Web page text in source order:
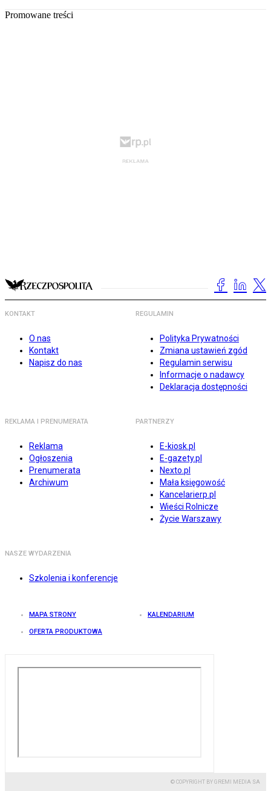
Promowane treści
KONTAKT
O nas
Kontakt
Napisz do nas
REGULAMIN
Polityka Prywatności
Zmiana ustawień zgód
Regulamin serwisu
Informacje o nadawcy
Deklaracja dostępności
REKLAMA I PRENUMERATA
Reklama
Ogłoszenia
Prenumerata
Archiwum
PARTNERZY
E-kiosk.pl
E-gazety.pl
Nexto.pl
Mała księgowość
Kancelarierp.pl
Wieści Rolnicze
Życie Warszawy
NASZE WYDARZENIA
Szkolenia i konferencje
MAPA STRONY KALENDARIUM
OFERTA PRODUKTOWA
© COPYRIGHT BY GREMI MEDIA SA